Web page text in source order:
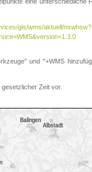
gis/wms/aktuell/nswhsw?
und "+WMS
Zeit vor.